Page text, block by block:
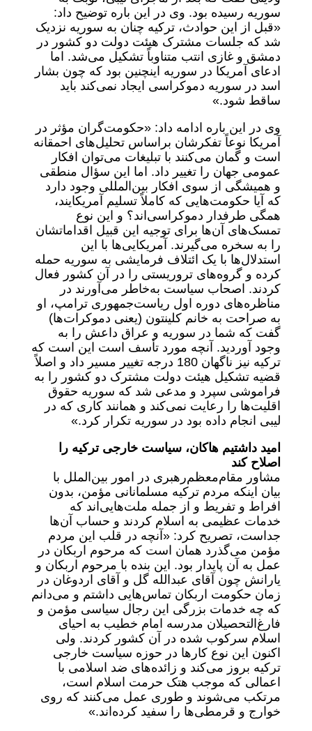
سوریه رسیده بود. وی در این باره توضیح داد:
«قبل از این حوادث، ترکیه چنان به سوریه نزدیک
شد که جلسات مشترک هیئت دولت دو کشور در
دمشق و غازی انتب متناوباً تشکیل می‌شد. اما
ادعای آمریکا در سوریه اینچنین بود که چون بشار
اسد در سوریه دموکراسی ایجاد نمی‌کند باید
ساقط شود.»
وی در این باره ادامه داد: «حکومت‌گران مؤثر در
آمریکا نوعاً تفکرشان براساس تحلیل‌های احمقانه
است و گمان می‌کنند با تبلیغات می‌توان افکار
عمومی جهان را تغییر داد. اما این سؤال منطقی
و همیشگی از سوی افکار بین‌المللی وجود دارد
که آیا حکومت‌هایی که کاملاً تسلیم آمریکایند،
همگی طرفدار دموکراسی‌اند؟ و این نوع
تمسک‌های آن‌ها برای توجیه این قبیل اقداماتشان
را به سخره می‌گیرند. آمریکایی‌ها با این
استدلال‌ها با یک ائتلاف فرمایشی به سوریه حمله
کرده و گروه‌های تروریستی را در آن کشور فعال
کردند. اصحاب سیاست به‌خاطر می‌آورند در
مناظره‌های دوره اول ریاست‌جمهوری ترامپ، او
به صراحت به خانم کلینتون (یعنی دموکرات‌ها)
گفت که شما در سوریه و عراق داعش را به
وجود آوردید. آنچه مورد تأسف است این است که
ترکیه نیز ناگهان 180 درجه تغییر مسیر داد و اصلاً
قضیه تشکیل هیئت دولت مشترک دو کشور را به
فراموشی سپرد و مدعی شد که سوریه حقوق
اقلیت‌ها را رعایت نمی‌کند و همانند کاری که در
لیبی انجام داده بود در سوریه تکرار کرد.»
امید داشتیم هاکان، سیاست خارجی ترکیه را
اصلاح کند
مشاور مقام‌معظم‌رهبری در امور بین‌الملل با
بیان اینکه مردم ترکیه مسلمانانی مؤمن، بدون
افراط و تفریط و از جمله ملت‌هایی‌اند که
خدمات عظیمی به اسلام کردند و حساب آن‌ها
جداست، تصریح کرد: «آنچه در قلب این مردم
مؤمن می‌گذرد همان است که مرحوم اربکان در
عمل به آن پایدار بود. این بنده با مرحوم اربکان و
یارانش چون آقای عبدالله گل و آقای اردوغان در
زمان حکومت اربکان تماس‌هایی داشتم و می‌دانم
که چه خدمات بزرگی این رجال سیاسی مؤمن و
فارغ‌التحصیلان مدرسه امام خطیب به احیای
اسلام سرکوب شده در آن کشور کردند. ولی
اکنون این نوع کار‌ها در حوزه سیاست خارجی
ترکیه بروز می‌کند و زائده‌های ضد اسلامی با
اعمالی که موجب هتک حرمت اسلام است،
مرتکب می‌شوند و طوری عمل می‌کنند که روی
خوارج و قرمطی‌ها را سفید کرده‌اند.»